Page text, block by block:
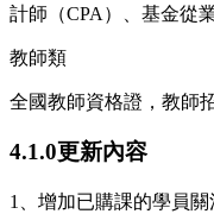
計師（CPA）、基金從
教師類
全國教師資格證，教師
4.1.0更新內容
1、增加已購課的學員